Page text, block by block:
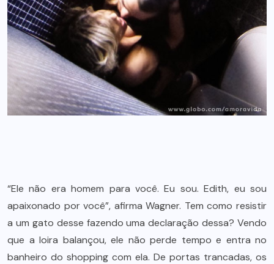
“Ele não era homem para você. Eu sou. Edith, eu sou
apaixonado por você”, afirma Wagner. Tem como resistir
a um gato desse fazendo uma declaração dessa? Vendo
que a loira balançou, ele não perde tempo e entra no
banheiro do shopping com ela. De portas trancadas, os